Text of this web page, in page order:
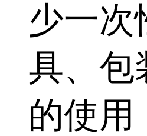
少一次
具、包
的使用